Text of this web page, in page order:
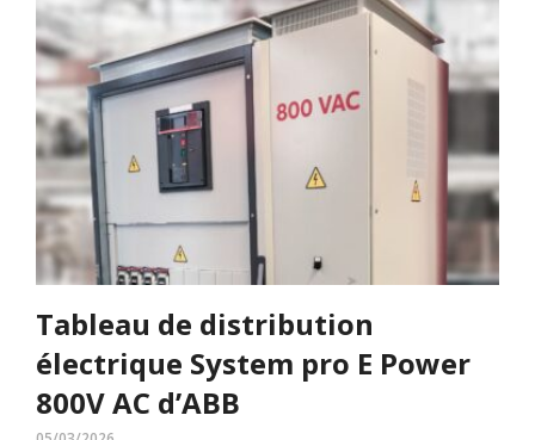
Tableau de distribution
électrique System pro E Power
800V AC d’ABB